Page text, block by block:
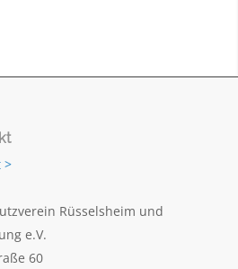
>
Rüsselsheim und
e.V.
60